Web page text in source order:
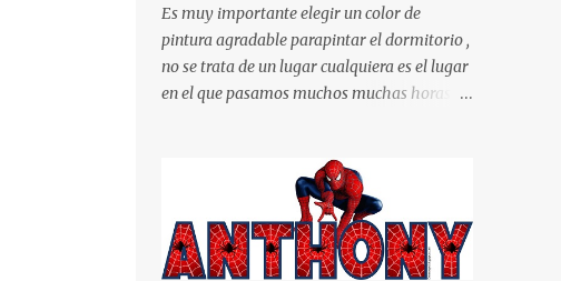
Es muy importante elegir un color de
pintura agradable parapintar el dormitorio ,
no se trata de un lugar cualquiera es el lugar
en el que pasamos muchos muchas horas y
de un lugar propio que utilizamos todos los
días y por ende debemos tratar de que éste
sea un lugar muy agradable y cómodo y
también para nuestra vista. Te mostramos